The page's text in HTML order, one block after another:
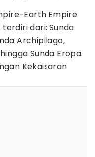
Earth Empire
dari: Sunda
Archipilago,
Sunda Eropa.
Kekaisaran